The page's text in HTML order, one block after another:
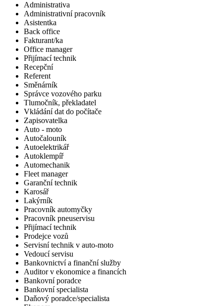
Administrativa
Administrativní pracovník
Asistentka
Back office
Fakturant/ka
Office manager
Přijímací technik
Recepční
Referent
Směnárník
Správce vozového parku
Tlumočník, překladatel
Vkládání dat do počítače
Zapisovatelka
Auto - moto
Autočalouník
Autoelektrikář
Autoklempíř
Automechanik
Fleet manager
Garanční technik
Karosář
Lakýrník
Pracovník automyčky
Pracovník pneuservisu
Přijímací technik
Prodejce vozů
Servisní technik v auto-moto
Vedoucí servisu
Bankovnictví a finanční služby
Auditor v ekonomice a financích
Bankovní poradce
Bankovní specialista
Daňový poradce/specialista